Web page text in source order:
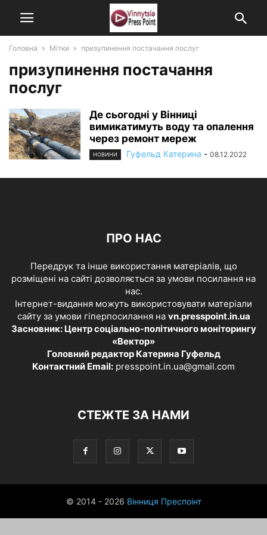
Головна Мітки призупинення постачання послуг
призупинення постачання
послуг
Де сьогодні у Вінниці
вимикатимуть воду та опалення
через ремонт мереж
НОВИНИ Гуфельд Катерина - 08.12.2022
ПРО НАС
Передрук та інше використання матеріалів, що
розміщені на сайті дозволяється за умови посилання на
нас.
Інтернет-видання можуть використовувати матеріали
сайту за умови гіперпосилання на vn.presspoint.in.ua
Засновник: Центр соціально-політичного моніторингу
«Вектор»
Головний редактор Катерина Гуфельд
Контактний Email: presspoint.in.ua@gmail.com
СТЕЖТЕ ЗА НАМИ
© 2014 - 2026 Вінниця Преспоінт